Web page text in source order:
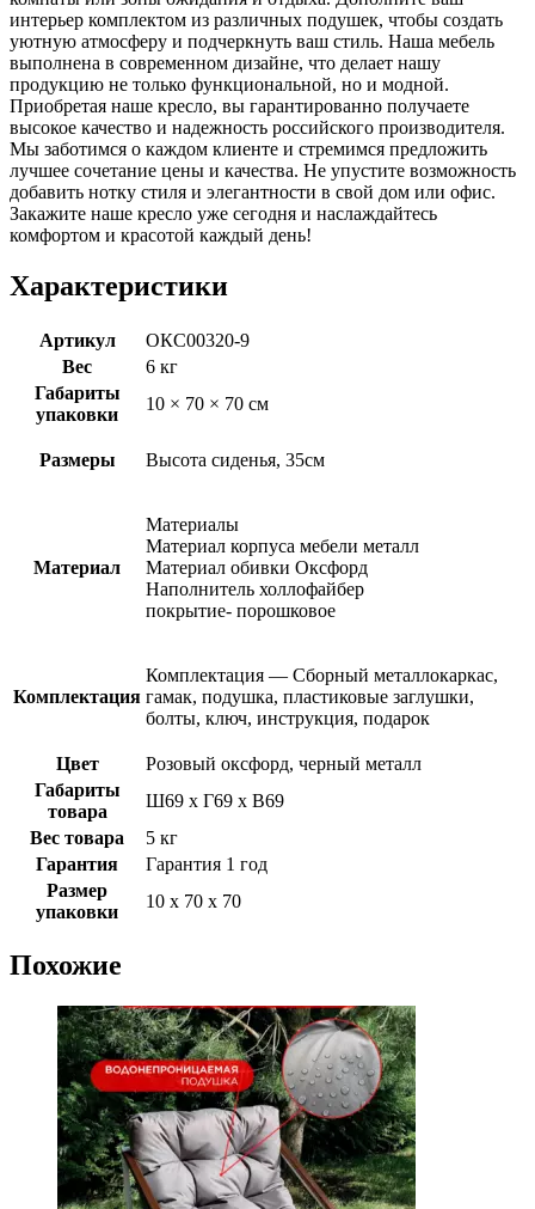
интерьер комплектом из различных подушек, чтобы создать
уютную атмосферу и подчеркнуть ваш стиль. Наша мебель
выполнена в современном дизайне, что делает нашу
продукцию не только функциональной, но и модной.
Приобретая наше кресло, вы гарантированно получаете
высокое качество и надежность российского производителя.
Мы заботимся о каждом клиенте и стремимся предложить
лучшее сочетание цены и качества. Не упустите возможность
добавить нотку стиля и элегантности в свой дом или офис.
Закажите наше кресло уже сегодня и наслаждайтесь
комфортом и красотой каждый день!
Характеристики
Артикул
ОКС00320-9
Вес
6 кг
Габариты
упаковки
10 × 70 × 70 см
Размеры Высота сиденья, 35см
Материал
Материалы
Материал корпуса мебели металл
Материал обивки Оксфорд
Наполнитель холлофайбер
покрытие- порошковое
Комплектация
Комплектация — Сборный металлокаркас,
гамак, подушка, пластиковые заглушки,
болты, ключ, инструкция, подарок
Цвет
Розовый оксфорд, черный металл
Габариты
товара
Ш69 х Г69 х В69
Вес товара
5 кг
Гарантия
Гарантия 1 год
Размер
упаковки
10 х 70 х 70
Похожие